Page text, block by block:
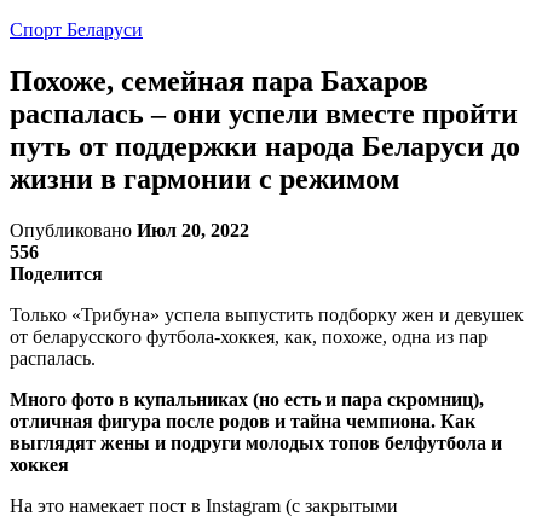
Спорт Беларуси
Похоже, семейная пара Бахаров
распалась – они успели вместе пройти
путь от поддержки народа Беларуси до
жизни в гармонии с режимом
Опубликовано Июл 20, 2022
556
Поделится
Только «Трибуна» успела выпустить подборку жен и девушек
от беларусского футбола-хоккея, как, похоже, одна из пар
распалась.
Много фото в купальниках (но есть и пара скромниц),
отличная фигура после родов и тайна чемпиона. Как
выглядят жены и подруги молодых топов белфутбола и
хоккея
На это намекает пост в Instagram (с закрытыми